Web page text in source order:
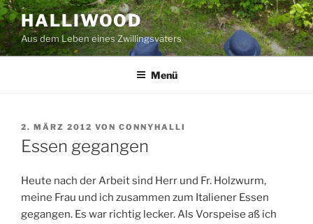
Zum
Inhalt
springen
HALLIWOOD
Aus dem Leben eines Zwillingsvaters
Menü
VERÖFFENTLICHT
AM
2. MÄRZ 2012 VON CONNYHALLI
Essen gegangen
Heute nach der Arbeit sind Herr und Fr. Holzwurm,
meine Frau und ich zusammen zum Italiener Essen
gegangen. Es war richtig lecker. Als Vorspeise aß ich